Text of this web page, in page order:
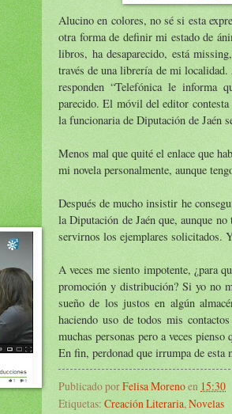
Alucino en colores, no sé si esta
otra forma de definir mi estado de
libros, ha desaparecido, está
través de una librería de mi
responden “Telefónica le informa
parecido. El móvil del editor contesta
la funcionaria de Diputación de Jaén
Menos mal que quité el enlace que
mi novela personalmente, aunque
Después de mucho insistir he
la Diputación de Jaén que, aunque
servirnos los ejemplares solicitados.
A veces me siento impotente, ¿para
promoción y distribución? Si yo no
sueño de los justos en algún
haciendo uso de todos mis
muchas personas pero a veces
En fin, perdonad que irrumpa de esta
Publicado porFelisa Morenoen 15:30
Etiquetas: Creación Literaria, Novelas